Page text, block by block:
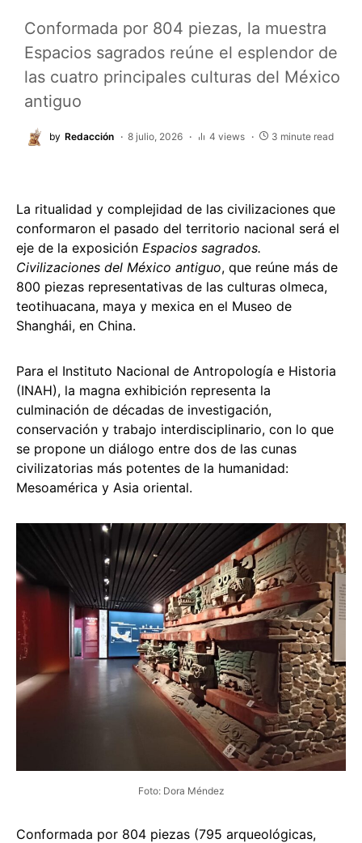
Conformada por 804 piezas, la muestra
Espacios sagrados reúne el esplendor de
las cuatro principales culturas del México
antiguo
by Redacción 8 julio, 2026 4 views 3 minute read
La ritualidad y complejidad de las civilizaciones que
conformaron el pasado del territorio nacional será el
eje de la exposición Espacios sagrados.
Civilizaciones del México antiguo, que reúne más de
800 piezas representativas de las culturas olmeca,
teotihuacana, maya y mexica en el Museo de
Shanghái, en China.
Para el Instituto Nacional de Antropología e Historia
(INAH), la magna exhibición representa la
culminación de décadas de investigación,
conservación y trabajo interdisciplinario, con lo que
se propone un diálogo entre dos de las cunas
civilizatorias más potentes de la humanidad:
Mesoamérica y Asia oriental.
Foto: Dora Méndez
Conformada por 804 piezas (795 arqueológicas,